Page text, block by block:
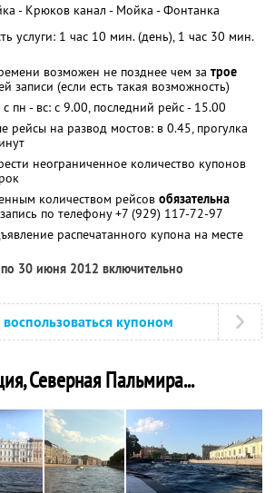
- Крюков канал - Мойка - Фонтанка
услуги: 1 час 10 мин. (день), 1 час 30 мин.
возможен не позднее чем за трое
записи (если есть такая возможность)
пн - вс: с 9.00, последний рейс - 15.00
рейсы на развод мостов: в 0.45, прогулка
неограниченное количество купонов
количеством рейсов обязательна
по телефону +7 (929) 117-72-97
распечатанного купона на месте
30 июня 2012 включительно
воспользоваться купоном
Северная Пальмира...